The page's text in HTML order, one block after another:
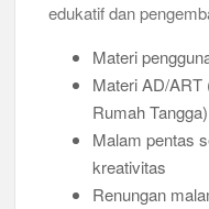
edukatif dan
Materi
Materi AD/ART
Rumah
Malam pentas
kreativitas
Renungan